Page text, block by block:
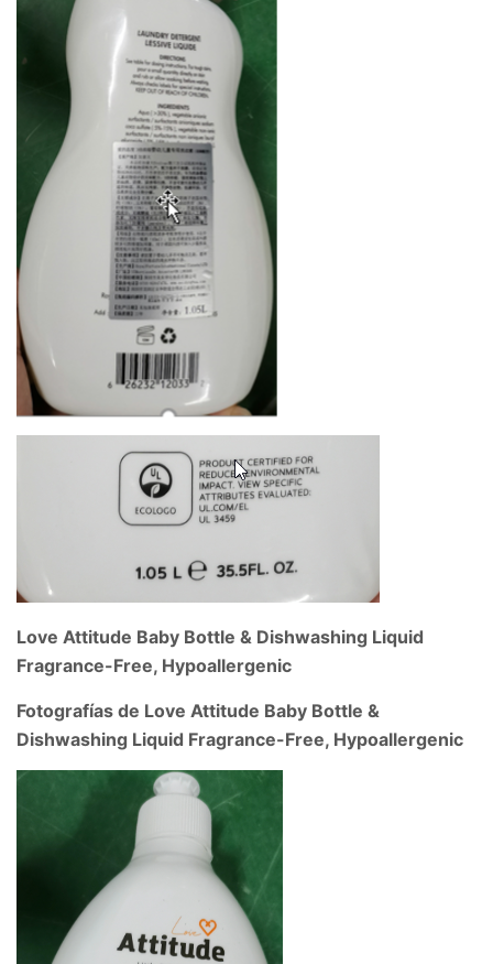
Love Attitude Baby Bottle & Dishwashing Liquid
Fragrance-Free, Hypoallergenic
Fotografías de Love Attitude Baby Bottle &
Dishwashing Liquid Fragrance-Free, Hypoallergenic